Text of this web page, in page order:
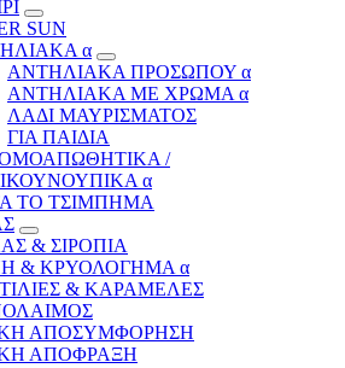
SUN
α
ΑΝΤΗΛΙΑΚΑ ΠΡΟΣΩΠΟΥ α
ΑΝΤΗΛΙΑΚΑ ΜΕ ΧΡΩΜΑ α
ΛΑΔΙ ΜΑΥΡΙΣΜΑΤΟΣ
ΓΙΑ ΠΑΙΔΙΑ
/
α
ΤΟ ΤΣΙΜΠΗΜΑ
& ΣΙΡΟΠΙΑ
& ΚΡΥΟΛΟΓΗΜΑ α
& ΚΑΡΑΜΕΛΕΣ
ΑΠΟΣΥΜΦΟΡΗΣΗ
ΑΠΟΦΡΑΞΗ